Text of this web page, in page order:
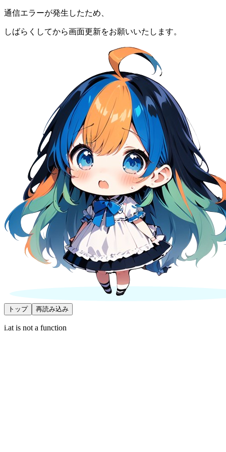
通信エラーが発生したため、
しばらくしてから画面更新をお願いいたします。
トップ 再読み込み
i.at is not a function